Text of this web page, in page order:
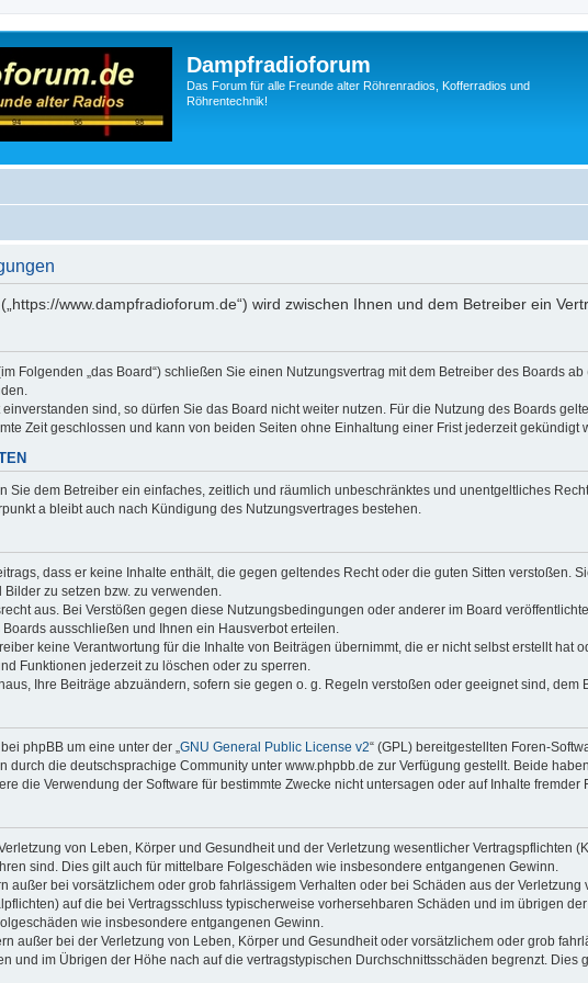
Dampfradioforum
Das Forum für alle Freunde alter Röhrenradios, Kofferradios und
Röhrentechnik!
www.dampfradioforum.de“) wird zwischen Ihnen und dem Betreiber ein
Folgenden „das Board“) schließen Sie einen Nutzungsvertrag mit dem Betreiber des Boards
sind, so dürfen Sie das Board nicht weiter nutzen. Für die Nutzung des Boards
Zeit geschlossen und kann von beiden Seiten ohne Einhaltung einer Frist jederzeit gekündigt
Sie dem Betreiber ein einfaches, zeitlich und räumlich unbeschränktes und unentgeltliches
a bleibt auch nach Kündigung des Nutzungsvertrages bestehen.
dass er keine Inhalte enthält, die gegen geltendes Recht oder die guten Sitten verstoßen.
zu setzen bzw. zu verwenden.
aus. Bei Verstößen gegen diese Nutzungsbedingungen oder anderer im Board
ausschließen und Ihnen ein Hausverbot erteilen.
keine Verantwortung für die Inhalte von Beiträgen übernimmt, die er nicht selbst erstellt hat
Funktionen jederzeit zu löschen oder zu sperren.
Ihre Beiträge abzuändern, sofern sie gegen o. g. Regeln verstoßen oder geeignet sind, dem
phpBB um eine unter der „GNU General Public License v2“ (GPL) bereitgestellten Foren-
durch die deutschsprachige Community unter www.phpbb.de zur Verfügung gestellt. Beide
die Verwendung der Software für bestimmte Zwecke nicht untersagen oder auf Inhalte fremder
von Leben, Körper und Gesundheit und der Verletzung wesentlicher Vertragspflichten
sind. Dies gilt auch für mittelbare Folgeschäden wie insbesondere entgangenen Gewinn.
außer bei vorsätzlichem oder grob fahrlässigem Verhalten oder bei Schäden aus der
auf die bei Vertragsschluss typischerweise vorhersehbaren Schäden und im übrigen
wie insbesondere entgangenen Gewinn.
außer bei der Verletzung von Leben, Körper und Gesundheit oder vorsätzlichem oder grob
und im Übrigen der Höhe nach auf die vertragstypischen Durchschnittsschäden begrenzt.